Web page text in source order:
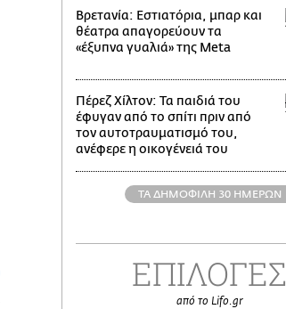
Βρετανία: Εστιατόρια, μπαρ και
θέατρα απαγορεύουν τα
«έξυπνα γυαλιά» της Meta
Πέρεζ Χίλτον: Τα παιδιά του
έφυγαν από το σπίτι πριν από
τον αυτοτραυματισμό του,
ανέφερε η οικογένειά του
ΤΑ ΔΗΜΟΦΙΛΗ 30 ΗΜΕΡΩΝ
ΕΠΙΛΟΓΕΣ
από το Lifo.gr